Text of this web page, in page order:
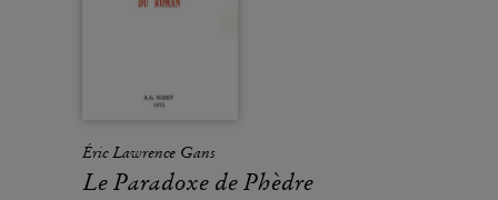
Éric Lawrence Gans
Le Paradoxe de Phèdre